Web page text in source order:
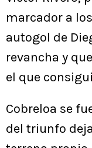
marcador a
autogol de
revancha y
el que
Cobreloa se
del triunfo